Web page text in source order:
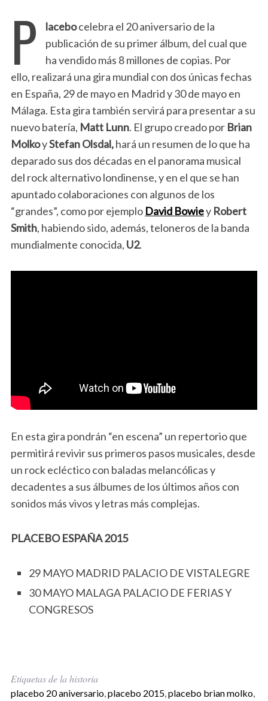
P lacebocelebra el 20 aniversario de la
publicación de su primer álbum, del cual que
ha vendido más 8 millones de copias. Por
ello, realizará una gira mundial con dos únicas fechas
en España, 29 de mayo en Madrid y 30 de mayo en
Málaga. Esta gira también servirá para presentar a su
nuevo batería, Matt Lunn. El grupo creado por Brian
MolkoyStefan Olsdal,hará un resumen de lo que ha
deparado sus dos décadas en el panorama musical
del rock alternativo londinense, y en el que se han
apuntado colaboraciones con algunos de los
“grandes”, como por ejemplo David Bowiey Robert
Smith, habiendo sido, además, teloneros de la banda
mundialmente conocida, U2.
En esta gira pondrán “en escena” un repertorio que
permitirá revivir sus primeros pasos musicales, desde
un rock ecléctico con baladas melancólicas y
decadentes a sus álbumes de los últimos años con
sonidos más vivos y letras más complejas.
PLACEBO ESPAÑA 2015
29 MAYO MADRID PALACIO DE VISTALEGRE
30 MAYO MALAGA PALACIO DE FERIAS Y
CONGRESOS
Etiquetas de la historia
placebo 20 aniversario,placebo 2015,placebo brian molko,